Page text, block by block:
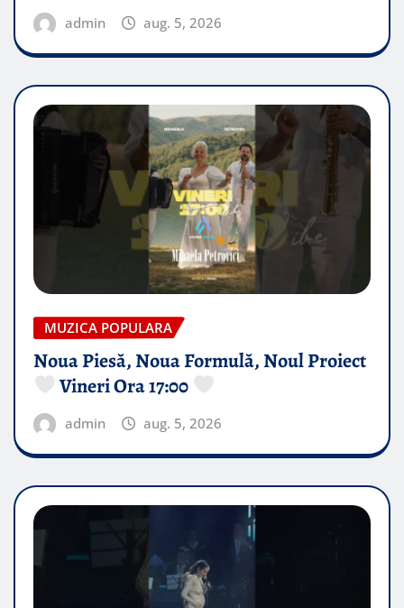
admin aug. 5, 2026
MUZICA POPULARA
Noua Piesă, Noua Formulă, Noul Proiect
Vineri Ora 17:00
admin aug. 5, 2026